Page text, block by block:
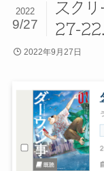
スク
27-
2022
9/27
2022年9月27日